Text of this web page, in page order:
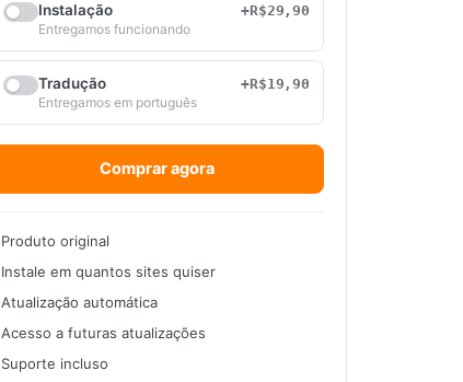
Instalação
+R$29,90
Entregamos funcionando
Tradução
+R$19,90
Entregamos em português
Comprar agora
Produto original
Instale em quantos sites quiser
Atualização automática
Acesso a futuras atualizações
Suporte incluso